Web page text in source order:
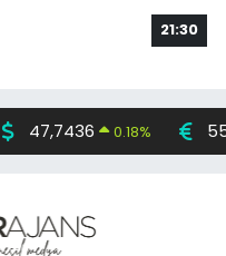
21:30
47,7436 0.18%